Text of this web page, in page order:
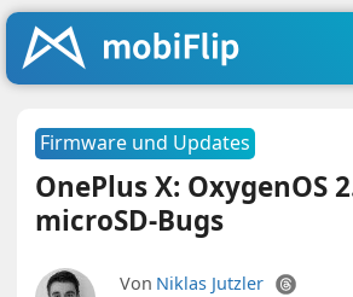
Firmware und Updates
OnePlus X: OxygenOS
microSD-Bugs
Von Niklas Jutzler